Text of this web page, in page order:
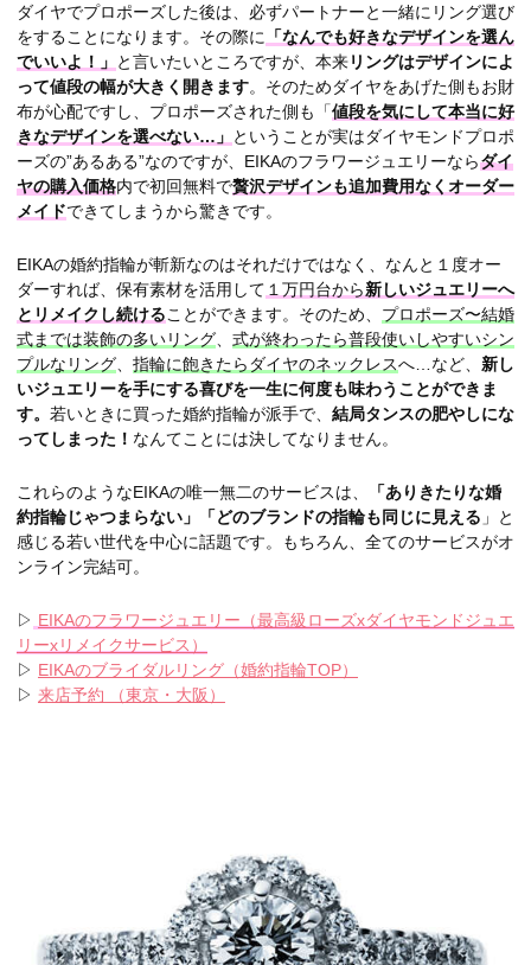
ダイヤでプロポーズした後は、必ずパートナーと一緒にリング選び
をすることになります。その際に
「なんでも好きなデザインを選ん
でいいよ！」 と言いたいところですが、本来リングはデザインによ
って値段の幅が大きく開きます。そのためダイヤをあげた側もお財
布が心配ですし、プロポーズされた側も「値段を気にして本当に好
きなデザインを選べない…」 ということが実はダイヤモンドプロポ
ーズの”あるある”なのですが、EIKAのフラワージュエリーならダイ
ヤの購入価格内で初回無料で贅沢デザインも追加費用なくオーダー
メイドできてしまうから驚きです。
EIKAの婚約指輪が斬新なのはそれだけではなく、なんと１度オー
ダーすれば、保有素材を活用して １万円台から新しいジュエリーへ
とリメイクし続けることができます。そのため、 プロポーズ〜結婚
式までは装飾の多いリング
式が終わったら普段使いしやすいシン
プルなリング
指輪に飽きたらダイヤのネックレスへ…など、 新し
いジュエリーを手にする喜びを一生に何度も味わうことができま
す。 若いときに買った婚約指輪が派手で、 結局タンスの肥やしにな
ってしまった！ なんてことには決してなりません。
これらのようなEIKAの唯一無二のサービスは、
「ありきたりな婚
約指輪じゃつまらない」「どのブランドの指輪も同じに見える 」と
感じる若い世代を中心に話題です。もちろん、全てのサービスがオ
ンライン完結可。
▷ EIKAのフラワージュエリー（最高級ローズxダイヤモンドジュエ
リーxリメイクサービス）
▷ EIKAのブライダルリング（婚約指輪TOP）
▷ 来店予約 （東京・大阪）